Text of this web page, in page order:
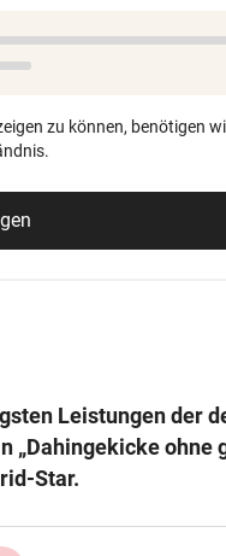
zu können, benötigen
Leistungen der
„Dahingekicke ohne
Star.